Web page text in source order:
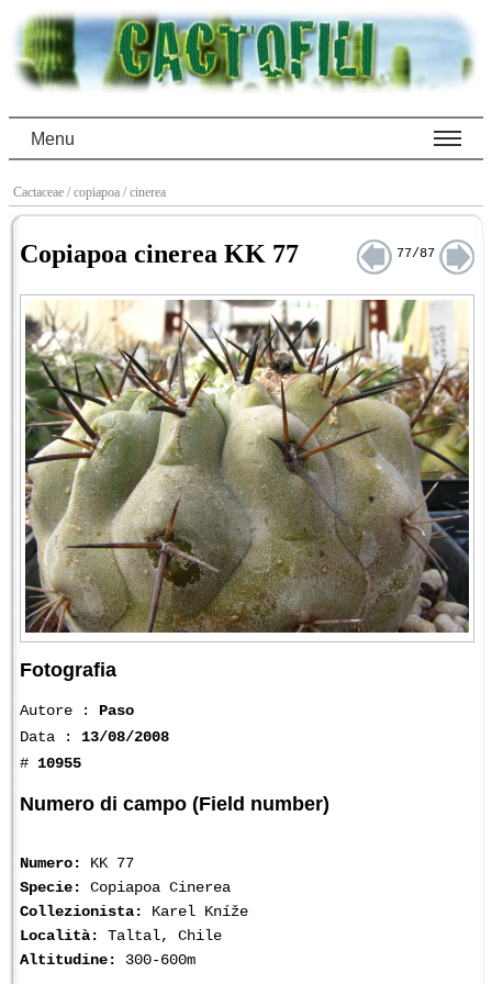
Menu
Cactaceae / copiapoa / cinerea
Copiapoa cinerea KK 77 77/87
Fotografia
Autore : Paso
Data : 13/08/2008
# 10955
Numero di campo (Field number)
Numero:
KK 77
Specie:
Copiapoa Cinerea
Collezionista:
Karel Kníže
Località:
Taltal, Chile
Altitudine:
300-600m